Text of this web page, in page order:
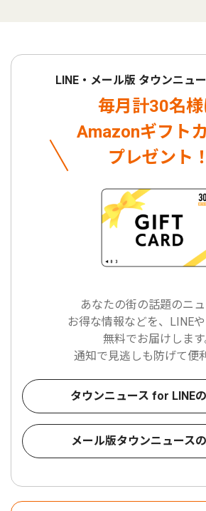
LINE・メール版 タウンニュ
毎月計30名様
Amazonギフト
プレゼント！
あなたの街の話題のニ
お得な情報などを、LINE
無料でお届けします
通知で見逃しも防げて便
タウンニュース for LINE
メール版タウンニュース